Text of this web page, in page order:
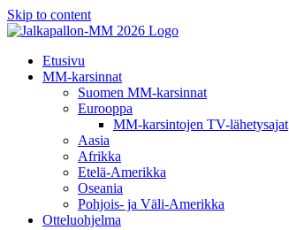
Skip to content
Etusivu
MM-karsinnat
Suomen MM-karsinnat
Eurooppa
MM-karsintojen TV-lähetysajat
Aasia
Afrikka
Etelä-Amerikka
Oseania
Pohjois- ja Väli-Amerikka
Otteluohjelma